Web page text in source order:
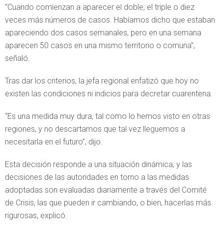
“Cuando comienzan a aparecer el doble, el triple o diez
veces más números de casos. Habíamos dicho que estaban
apareciendo dos casos semanales, pero en una semana
aparecen 50 casos en una mismo territorio o comuna”,
señaló.
Tras dar los criterios, la jefa regional enfatizó que hoy no
existen las condiciones ni indicios para decretar cuarentena.
“Es una medida muy dura, tal como lo hemos visto en otras
regiones, y no descartamos que tal vez lleguemos a
necesitarla en el futuro”, dijo.
Esta decisión responde a una situación dinámica, y las
decisiones de las autoridades en torno a las medidas
adoptadas son evaluadas diariamente a través del Comité
de Crisis, las que pueden ir cambiando, o bien, hacerlas más
rigurosas, explicó.